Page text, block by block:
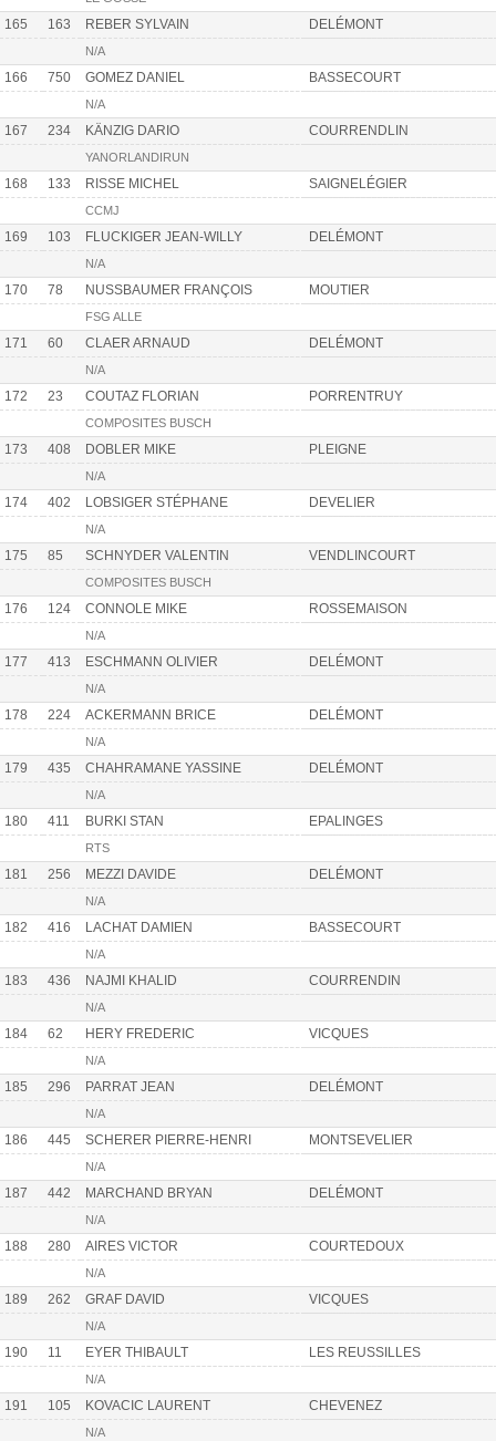
165 163 REBER SYLVAIN DELÉMONT
N/A
166 750 GOMEZ DANIEL BASSECOURT
N/A
167 234 KÄNZIG DARIO COURRENDLIN
YANORLANDIRUN
168 133 RISSE MICHEL SAIGNELÉGIER
CCMJ
169 103 FLUCKIGER JEAN-WILLY DELÉMONT
N/A
170 78 NUSSBAUMER FRANÇOIS MOUTIER
FSG ALLE
171 60 CLAER ARNAUD DELÉMONT
N/A
172 23 COUTAZ FLORIAN PORRENTRUY
COMPOSITES BUSCH
173 408 DOBLER MIKE PLEIGNE
N/A
174 402 LOBSIGER STÉPHANE DEVELIER
N/A
175 85 SCHNYDER VALENTIN VENDLINCOURT
COMPOSITES BUSCH
176 124 CONNOLE MIKE ROSSEMAISON
N/A
177 413 ESCHMANN OLIVIER DELÉMONT
N/A
178 224 ACKERMANN BRICE DELÉMONT
N/A
179 435 CHAHRAMANE YASSINE DELÉMONT
N/A
180 411 BURKI STAN EPALINGES
RTS
181 256 MEZZI DAVIDE DELÉMONT
N/A
182 416 LACHAT DAMIEN BASSECOURT
N/A
183 436 NAJMI KHALID COURRENDIN
N/A
184 62 HERY FREDERIC VICQUES
N/A
185 296 PARRAT JEAN DELÉMONT
N/A
186 445 SCHERER PIERRE-HENRI MONTSEVELIER
N/A
187 442 MARCHAND BRYAN DELÉMONT
N/A
188 280 AIRES VICTOR COURTEDOUX
N/A
189 262 GRAF DAVID VICQUES
N/A
190 11 EYER THIBAULT LES REUSSILLES
N/A
191 105 KOVACIC LAURENT CHEVENEZ
N/A